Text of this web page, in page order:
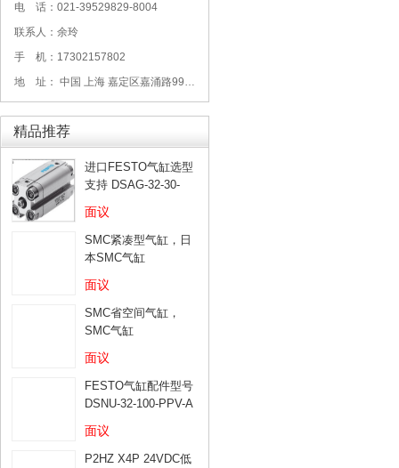
电 话：021-39529829-8004
联系人：余玲
手 机：17302157802
地 址： 中国 上海 嘉定区嘉涌路99弄6号713
精品推荐
进口FESTO气缸选型
支持 DSAG-32-30-
PPV-A
面议
SMC紧凑型气缸，日
本SMC气缸
面议
SMC省空间气缸，
SMC气缸
面议
FESTO气缸配件型号
DSNU-32-100-PPV-A
面议
P2HZ X4P 24VDC低